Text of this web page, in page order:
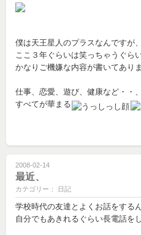
僕は天王星人のプラスなんですが、
ここ３年ぐらいは笑っちゃうぐら
かなりご機嫌な内容が書いてあり
仕事、恋愛、遊び、健康など・・、
すべてが華まる
2008-02-14
最近、
カテゴリー： 日記
学校時代の友達とよくお話をする
自分でもあきれるぐらい長電話を